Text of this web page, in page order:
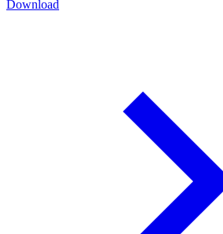
Download